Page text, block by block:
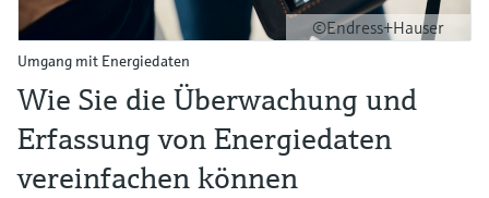
©Endress+Hauser
Umgang mit Energiedaten
Wie Sie die Überwachung und
Erfassung von Energiedaten
vereinfachen können